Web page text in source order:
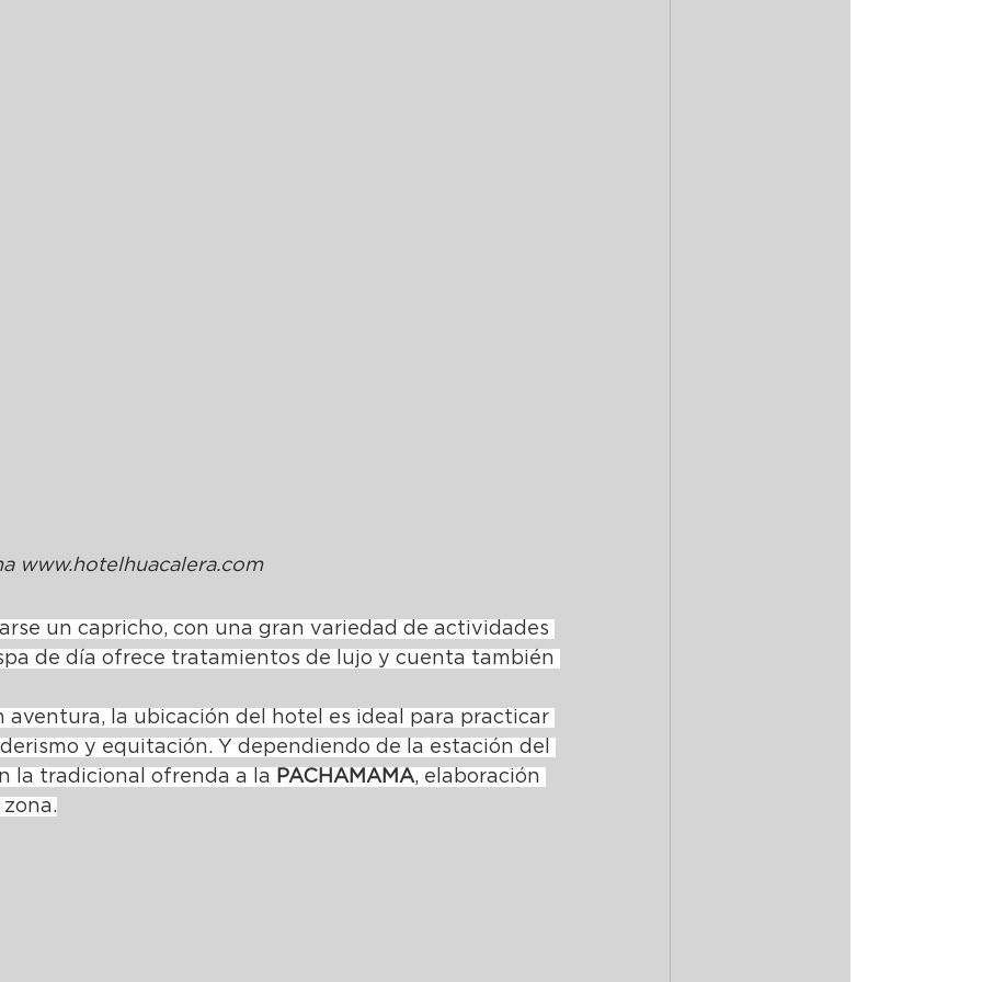
www.hotelhuacalera.com
un capricho, con una gran variedad de actividades
de día ofrece tratamientos de lujo y cuenta también
aventura, la ubicación del hotel es ideal para practicar
y equitación. Y dependiendo de la estación del
la tradicional ofrenda a la PACHAMAMA, elaboración